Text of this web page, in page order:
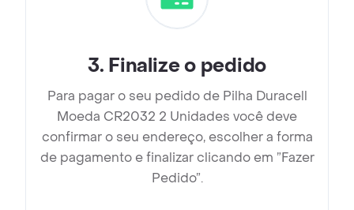
3. Finalize o pedido
Para pagar o seu pedido de Pilha Duracell
Moeda CR2032 2 Unidades você deve
confirmar o seu endereço, escolher a forma
de pagamento e finalizar clicando em ”Fazer
Pedido”.